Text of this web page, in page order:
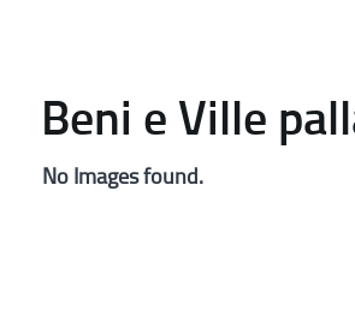
Beni e Ville
No Images found.